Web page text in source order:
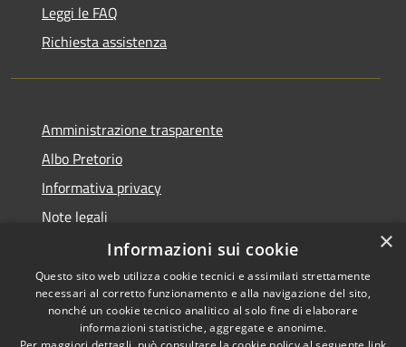
Leggi le FAQ
Richiesta assistenza
Amministrazione trasparente
Albo Pretorio
Informativa privacy
Note legali
Dichiarazione di accessibilità
RSS Copyright © 2026 • Comune di
×
Informazioni sui cookie
Questo sito web utilizza cookie tecnici e assimilati strettamente
necessari al corretto funzionamento e alla navigazione del sito,
nonché un cookie tecnico analitico al solo fine di elaborare
informazioni statistiche, aggregate e anonime.